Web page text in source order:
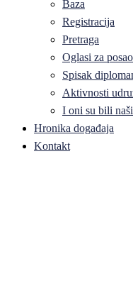
Baza
Registracija
Pretraga
Oglasi za posao
Spisak
Aktivnosti
I oni su bili
Hronika događaja
Kontakt